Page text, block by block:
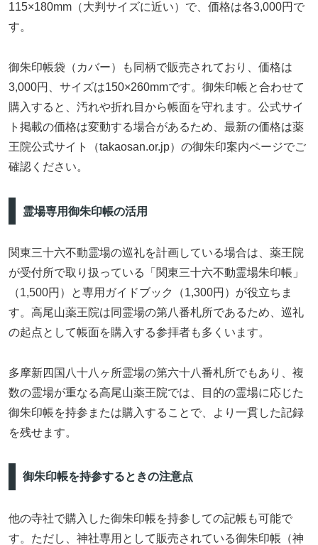
115×180mm（大判サイズに近い）で、価格は各3,000円で
す。
御朱印帳袋（カバー）も同柄で販売されており、価格は
3,000円、サイズは150×260mmです。御朱印帳と合わせて
購入すると、汚れや折れ目から帳面を守れます。公式サイ
ト掲載の価格は変動する場合があるため、最新の価格は薬
王院公式サイト（takaosan.or.jp）の御朱印案内ページでご
確認ください。
霊場専用御朱印帳の活用
関東三十六不動霊場の巡礼を計画している場合は、薬王院
が受付所で取り扱っている「関東三十六不動霊場朱印帳」
（1,500円）と専用ガイドブック（1,300円）が役立ちま
す。高尾山薬王院は同霊場の第八番札所であるため、巡礼
の起点として帳面を購入する参拝者も多くいます。
多摩新四国八十八ヶ所霊場の第六十八番札所でもあり、複
数の霊場が重なる高尾山薬王院では、目的の霊場に応じた
御朱印帳を持参または購入することで、より一貫した記録
を残せます。
御朱印帳を持参するときの注意点
他の寺社で購入した御朱印帳を持参しての記帳も可能で
す。ただし、神社専用として販売されている御朱印帳（神